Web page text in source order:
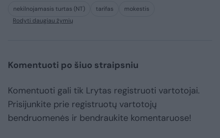
nekilnojamasis turtas (NT) tarifas
mokestis
Rodyti daugiau žymių
Komentuoti po šiuo straipsniu
Komentuoti gali tik Lrytas registruoti vartotojai.
Prisijunkite prie registruotų vartotojų
bendruomenės ir bendraukite komentaruose!